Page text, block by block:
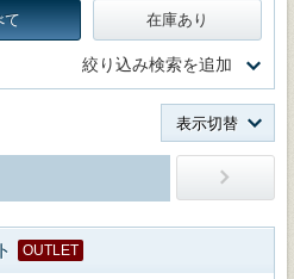
て 在庫あり
絞り込み検索を追加
表示切替
OUTLET